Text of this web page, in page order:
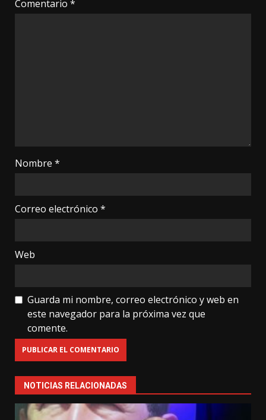
Comentario *
Nombre *
Correo electrónico *
Web
Guarda mi nombre, correo electrónico y web en
este navegador para la próxima vez que
comente.
NOTICIAS RELACIONADAS